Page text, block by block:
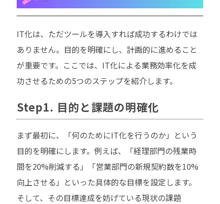
IT化は、ただツールを導入すれば成功するわけでは
ありません。目的を明確にし、計画的に進めること
が重要です。ここでは、IT化による業務効率化を成
功させるための5つのステップを紹介します。
Step1. 目的と課題の明確化
まず最初に、「何のためにIT化を行うのか」という
目的を明確にします。例えば、「経理部門の残業時
間を20%削減する」「営業部門の新規契約数を10%
向上させる」といった具体的な目標を設定します。
そして、その目標達成を妨げている現状の課題